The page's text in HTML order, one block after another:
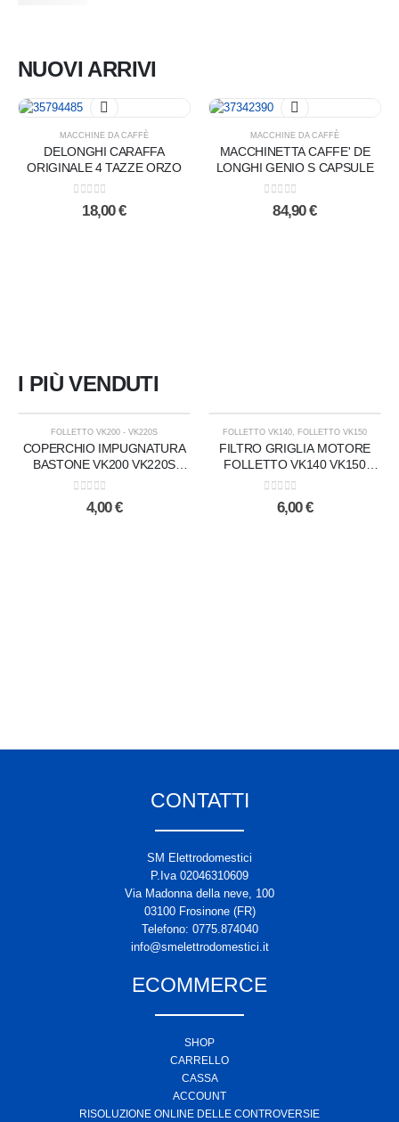
NUOVI ARRIVI
MACCHINE DA CAFFÈ
DELONGHI CARAFFA
ORIGINALE 4 TAZZE ORZO
Su 5
18,00€
MACCHINE DA CAFFÈ
MACCHINETTA CAFFE' DE
LONGHI GENIO S CAPSULE
Su 5
84,90€
I PIÙ VENDUTI
ESAURITO
FOLLETTO VK200 - VK220S
COPERCHIO IMPUGNATURA
BASTONE VK200 VK220S
VORWERK
Su 5
4,00€
FOLLETTO VK140 FOLLETTO VK150
FILTRO GRIGLIA MOTORE
FOLLETTO VK140 VK150
ORIGINALE VORWERK
Su 5
6,00€
CONTATTI
SM Elettrodomestici
P.Iva 02046310609
Via Madonna della neve, 100
03100 Frosinone (FR)
Telefono: 0775.874040
info@smelettrodomestici.it
ECOMMERCE
SHOP
CARRELLO
CASSA
ACCOUNT
RISOLUZIONE ONLINE DELLE CONTROVERSIE